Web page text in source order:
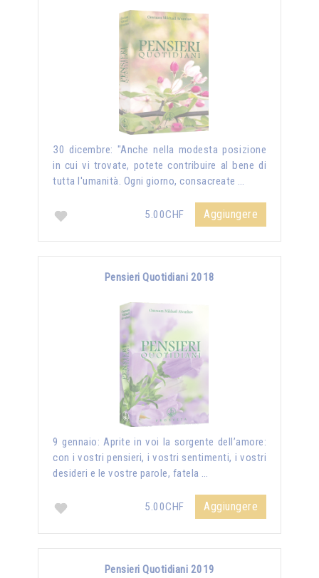
30 dicembre: "Anche nella modesta posizione
in cui vi trovate, potete contribuire al bene di
tutta l'umanità. Ogni giorno, consacreate …
5.00CHF Aggiungere
Pensieri Quotidiani 2018
9 gennaio: Aprite in voi la sorgente dell’amore:
con i vostri pensieri, i vostri sentimenti, i vostri
desideri e le vostre parole, fatela …
5.00CHF Aggiungere
Pensieri Quotidiani 2019